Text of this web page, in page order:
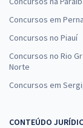
Concursos em
Concursos no Piauí
Concursos no Rio
Norte
Concursos em
CONTEÚDO